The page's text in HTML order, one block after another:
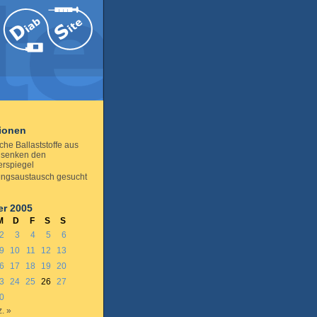
Ballaststoffe aus
den
gesucht
2005
D F S
S
2 3 4 5
6
9 10 11 12
13
17 18 19
20
24 25 26
27
»